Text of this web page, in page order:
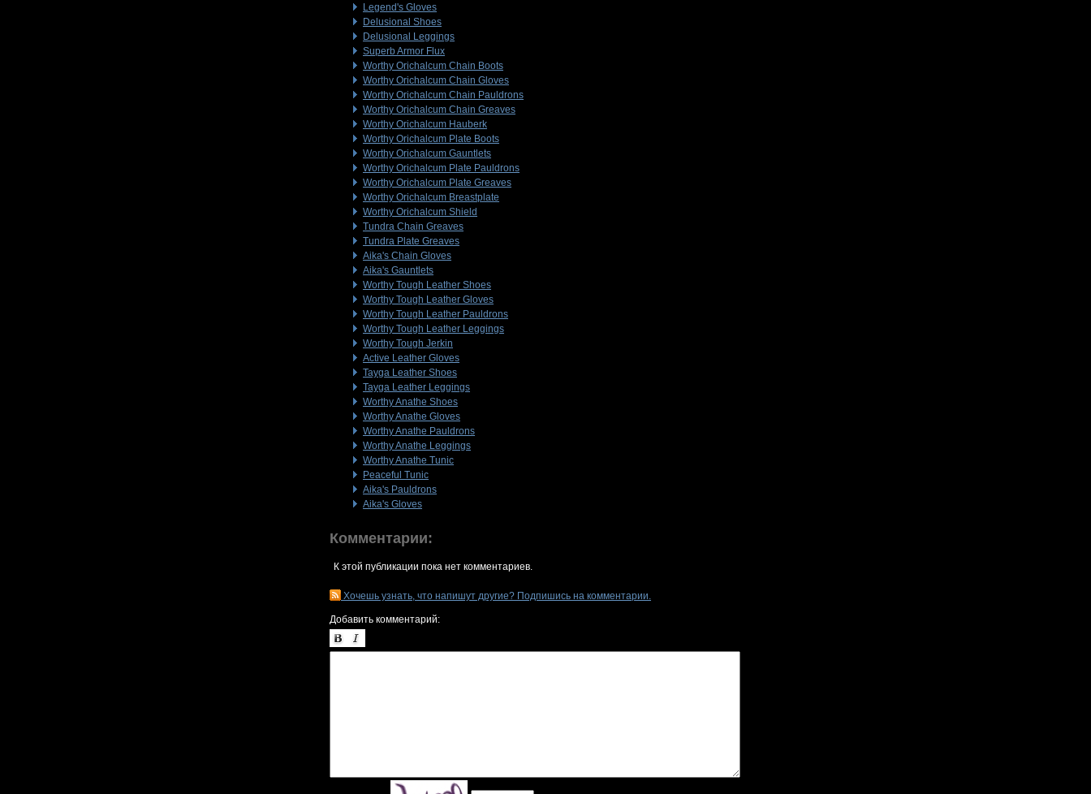
Legend's Gloves
Delusional Shoes
Delusional Leggings
Superb Armor Flux
Worthy Orichalcum Chain Boots
Worthy Orichalcum Chain Gloves
Worthy Orichalcum Chain Pauldrons
Worthy Orichalcum Chain Greaves
Worthy Orichalcum Hauberk
Worthy Orichalcum Plate Boots
Worthy Orichalcum Gauntlets
Worthy Orichalcum Plate Pauldrons
Worthy Orichalcum Plate Greaves
Worthy Orichalcum Breastplate
Worthy Orichalcum Shield
Tundra Chain Greaves
Tundra Plate Greaves
Aika's Chain Gloves
Aika's Gauntlets
Worthy Tough Leather Shoes
Worthy Tough Leather Gloves
Worthy Tough Leather Pauldrons
Worthy Tough Leather Leggings
Worthy Tough Jerkin
Active Leather Gloves
Tayga Leather Shoes
Tayga Leather Leggings
Worthy Anathe Shoes
Worthy Anathe Gloves
Worthy Anathe Pauldrons
Worthy Anathe Leggings
Worthy Anathe Tunic
Peaceful Tunic
Aika's Pauldrons
Aika's Gloves
Комментарии:
К этой публикации пока нет комментариев.
Хочешь узнать, что напишут другие? Подпишись на комментарии.
Добавить комментарий: